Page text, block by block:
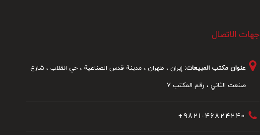
جهات الاتصال
عنوان مكتب المبيعات: إيران ، طهران ، مدينة قدس الصناعية ، حي انقلاب ، شارع
صنعت الثاني ، رقم المكتب 7
9821-46824240+